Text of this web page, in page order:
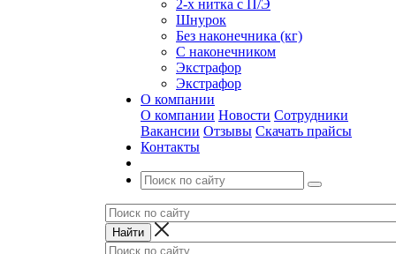
2-х нитка с П/Э
Шнурок
Без наконечника (кг)
С наконечником
Экстрафор
Экстрафор
О компании
О компании Новости Сотрудники
Вакансии Отзывы Скачать прайсы
Контакты